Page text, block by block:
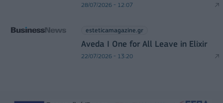
28/07/2026 - 12:07
esteticamagazine.gr
Aveda I One for All Leave in Elixir
22/07/2026 - 13:20